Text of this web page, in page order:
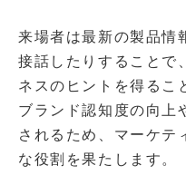
来場者は最新の製品情
接話したりすることで
ネスのヒントを得るこ
ブランド認知度の向上
されるため、マーケテ
な役割を果たします。